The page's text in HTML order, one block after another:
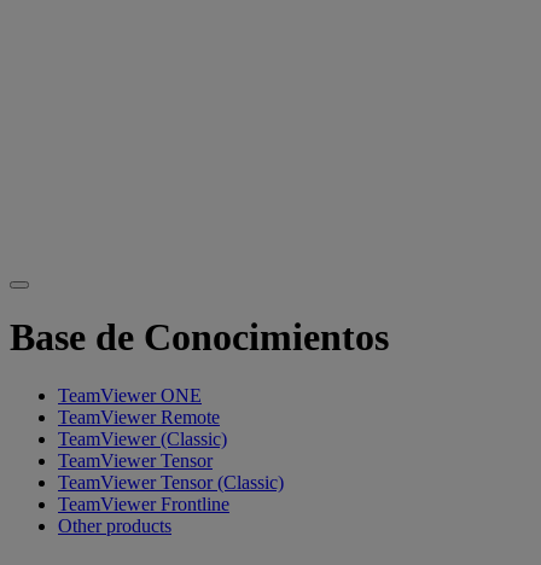
Base de Conocimientos
TeamViewer ONE
TeamViewer Remote
TeamViewer (Classic)
TeamViewer Tensor
TeamViewer Tensor (Classic)
TeamViewer Frontline
Other products